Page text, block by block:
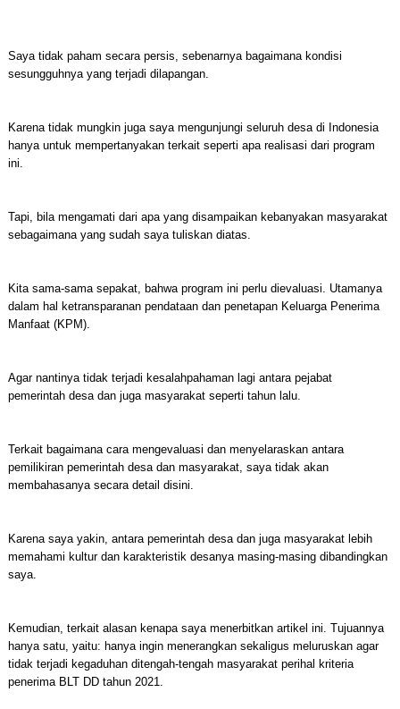
Saya tidak paham secara persis, sebenarnya bagaimana kondisi
sesungguhnya yang terjadi dilapangan.
Karena tidak mungkin juga saya mengunjungi seluruh desa di Indonesia
hanya untuk mempertanyakan terkait seperti apa realisasi dari program
ini.
Tapi, bila mengamati dari apa yang disampaikan kebanyakan masyarakat
sebagaimana yang sudah saya tuliskan diatas.
Kita sama-sama sepakat, bahwa program ini perlu dievaluasi. Utamanya
dalam hal ketransparanan pendataan dan penetapan Keluarga Penerima
Manfaat (KPM).
Agar nantinya tidak terjadi kesalahpahaman lagi antara pejabat
pemerintah desa dan juga masyarakat seperti tahun lalu.
Terkait bagaimana cara mengevaluasi dan menyelaraskan antara
pemilikiran pemerintah desa dan masyarakat, saya tidak akan
membahasanya secara detail disini.
Karena saya yakin, antara pemerintah desa dan juga masyarakat lebih
memahami kultur dan karakteristik desanya masing-masing dibandingkan
saya.
Kemudian, terkait alasan kenapa saya menerbitkan artikel ini. Tujuannya
hanya satu, yaitu: hanya ingin menerangkan sekaligus meluruskan agar
tidak terjadi kegaduhan ditengah-tengah masyarakat perihal kriteria
penerima BLT DD tahun 2021.